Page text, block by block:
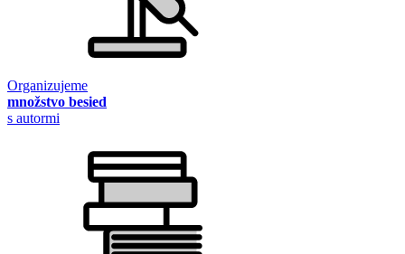
Organizujeme
množstvo besied
s autormi